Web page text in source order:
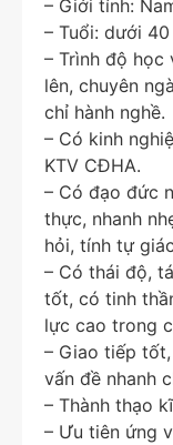
– Giới tính:
– Tuổi: dưới
– Trình độ
lên, chuyên
chỉ hành nghề.
– Có kinh
KTV CĐHA.
– Có đạo đức
thực, nhanh
hỏi, tính tự
– Có thái độ,
tốt, có tinh
lực cao trong
– Giao tiếp
vấn đề nhanh
– Thành thạo
– Ưu tiên ứng